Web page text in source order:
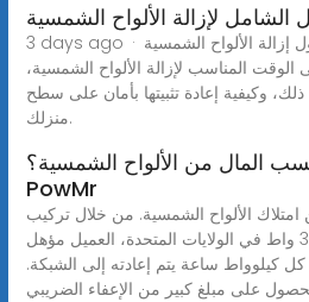
الشامل لإزالة الألواح الشمسية
3 days ago · اكتشف نصائح الخبراء حول إزالة الألواح الشمسية
الوقت المناسب لإزالة الألواح الشمسية،
ذلك، وكيفية إعادة تثبيتها بأمان على سطح
منزلك.
المال من الألواح الشمسية؟ –
PowMr
الألواح الشمسية. من خلال تركيب
ألواح شمسية بقدرة 300 واط في الولايات المتحدة، العميل مؤهل
كيلوواط ساعة يتم إعادته إلى الشبكة.